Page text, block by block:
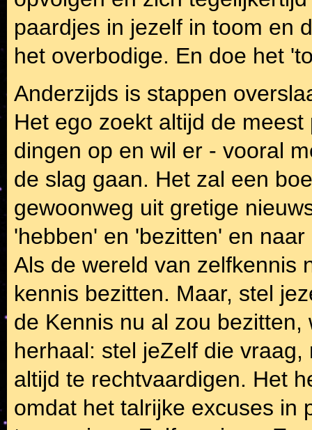
paardjes in jezelf in toom en
het overbodige. En doe het
Anderzijds is stappen
Het ego zoekt altijd de
dingen op en wil er - vooral
de slag gaan. Het zal een
gewoonweg uit gretige
'hebben' en 'bezitten' en
Als de wereld van zelfkennis
kennis bezitten. Maar, stel
de Kennis nu al zou
herhaal: stel jeZelf die
altijd te rechtvaardigen. Het
omdat het talrijke excuses in